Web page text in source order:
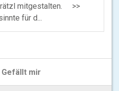
mitgestalten. >>
für d...
Gefällt mir